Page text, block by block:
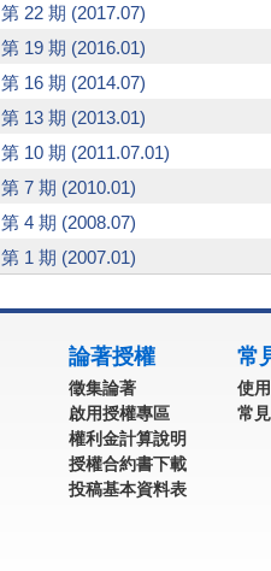
第 22 期 (2017.07)
第 19 期 (2016.01)
第 16 期 (2014.07)
第 13 期 (2013.01)
第 10 期 (2011.07.01)
第 7 期 (2010.01)
第 4 期 (2008.07)
第 1 期 (2007.01)
論著授權
徵集論著
啟用授權專區
權利金計算說明
授權合約書下載
投稿基本資料表
常
使
常